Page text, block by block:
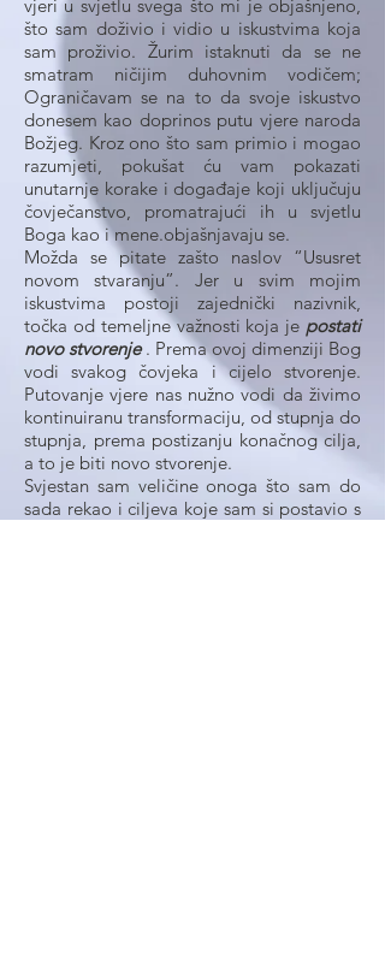
vjeri u svjetlu svega što mi je objašnjeno,
što sam doživio i vidio u iskustvima koja
sam proživio. Žurim istaknuti da se ne
smatram ničijim duhovnim vodičem;
Ograničavam se na to da svoje iskustvo
donesem kao doprinos putu vjere naroda
Božjeg. Kroz ono što sam primio i mogao
razumjeti, pokušat ću vam pokazati
unutarnje korake i događaje koji uključuju
čovječanstvo, promatrajući ih u svjetlu
Boga kao i mene.objašnjavaju se.
Možda se pitate zašto naslov “Ususret
novom stvaranju”. Jer u svim mojim
iskustvima postoji zajednički nazivnik,
točka od temeljne važnosti koja je postati
novo stvorenje. Prema ovoj dimenziji Bog
vodi svakog čovjeka i cijelo stvorenje.
Putovanje vjere nas nužno vodi da živimo
kontinuiranu transformaciju, od stupnja do
stupnja, prema postizanju konačnog cilja,
a to je biti novo stvorenje.
Svjestan sam veličine onoga što sam do
sada rekao i ciljeva koje sam si postavio s